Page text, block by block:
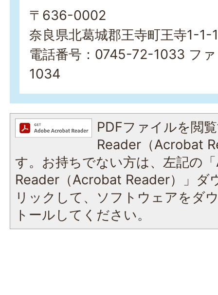
〒636-0002
奈良県北葛城郡王寺町王寺1-1-
電話番号：0745-72-1033 フ
1034
PDFファイルを閲
Reader（Acrobat
す。お持ちでない方は、左記の
Reader（Acrobat Reader）」ダ
リックして、ソフトウェアをダ
トールしてください。